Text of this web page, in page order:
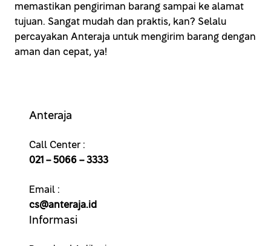
memastikan pengiriman barang sampai ke alamat
tujuan. Sangat mudah dan praktis, kan? Selalu
percayakan Anteraja untuk mengirim barang dengan
aman dan cepat, ya!
Anteraja
Call Center :
021 – 5066 – 3333
Email :
cs@anteraja.id
Informasi